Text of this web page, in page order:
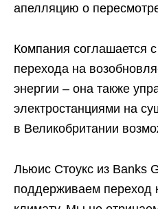
апелляцию о
Компания соглашается
перехода на
энергии – она ​​также
электростанциями на
в Великобритании
Льюис Стоукс из Banks
поддерживаем переход